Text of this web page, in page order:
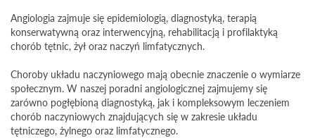
Angiologia zajmuje się epidemiologią, diagnostyką, terapią
konserwatywną oraz interwencyjną, rehabilitacją i profilaktyką
chorób tętnic, żył oraz naczyń limfatycznych.
Choroby układu naczyniowego mają obecnie znaczenie o wymiarze
społecznym. W naszej poradni angiologicznej zajmujemy się
zarówno pogłębioną diagnostyką, jak i kompleksowym leczeniem
chorób naczyniowych znajdujących się w zakresie układu
tętniczego, żylnego oraz limfatycznego.